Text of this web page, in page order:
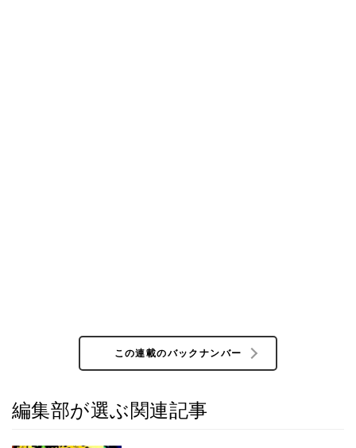
この連載のバックナンバー
編集部が選ぶ関連記事